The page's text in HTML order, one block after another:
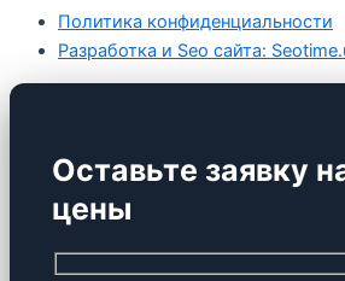
Политика конфиденциальности
Разработка и Seo сайта:
Оставьте заявку
цены